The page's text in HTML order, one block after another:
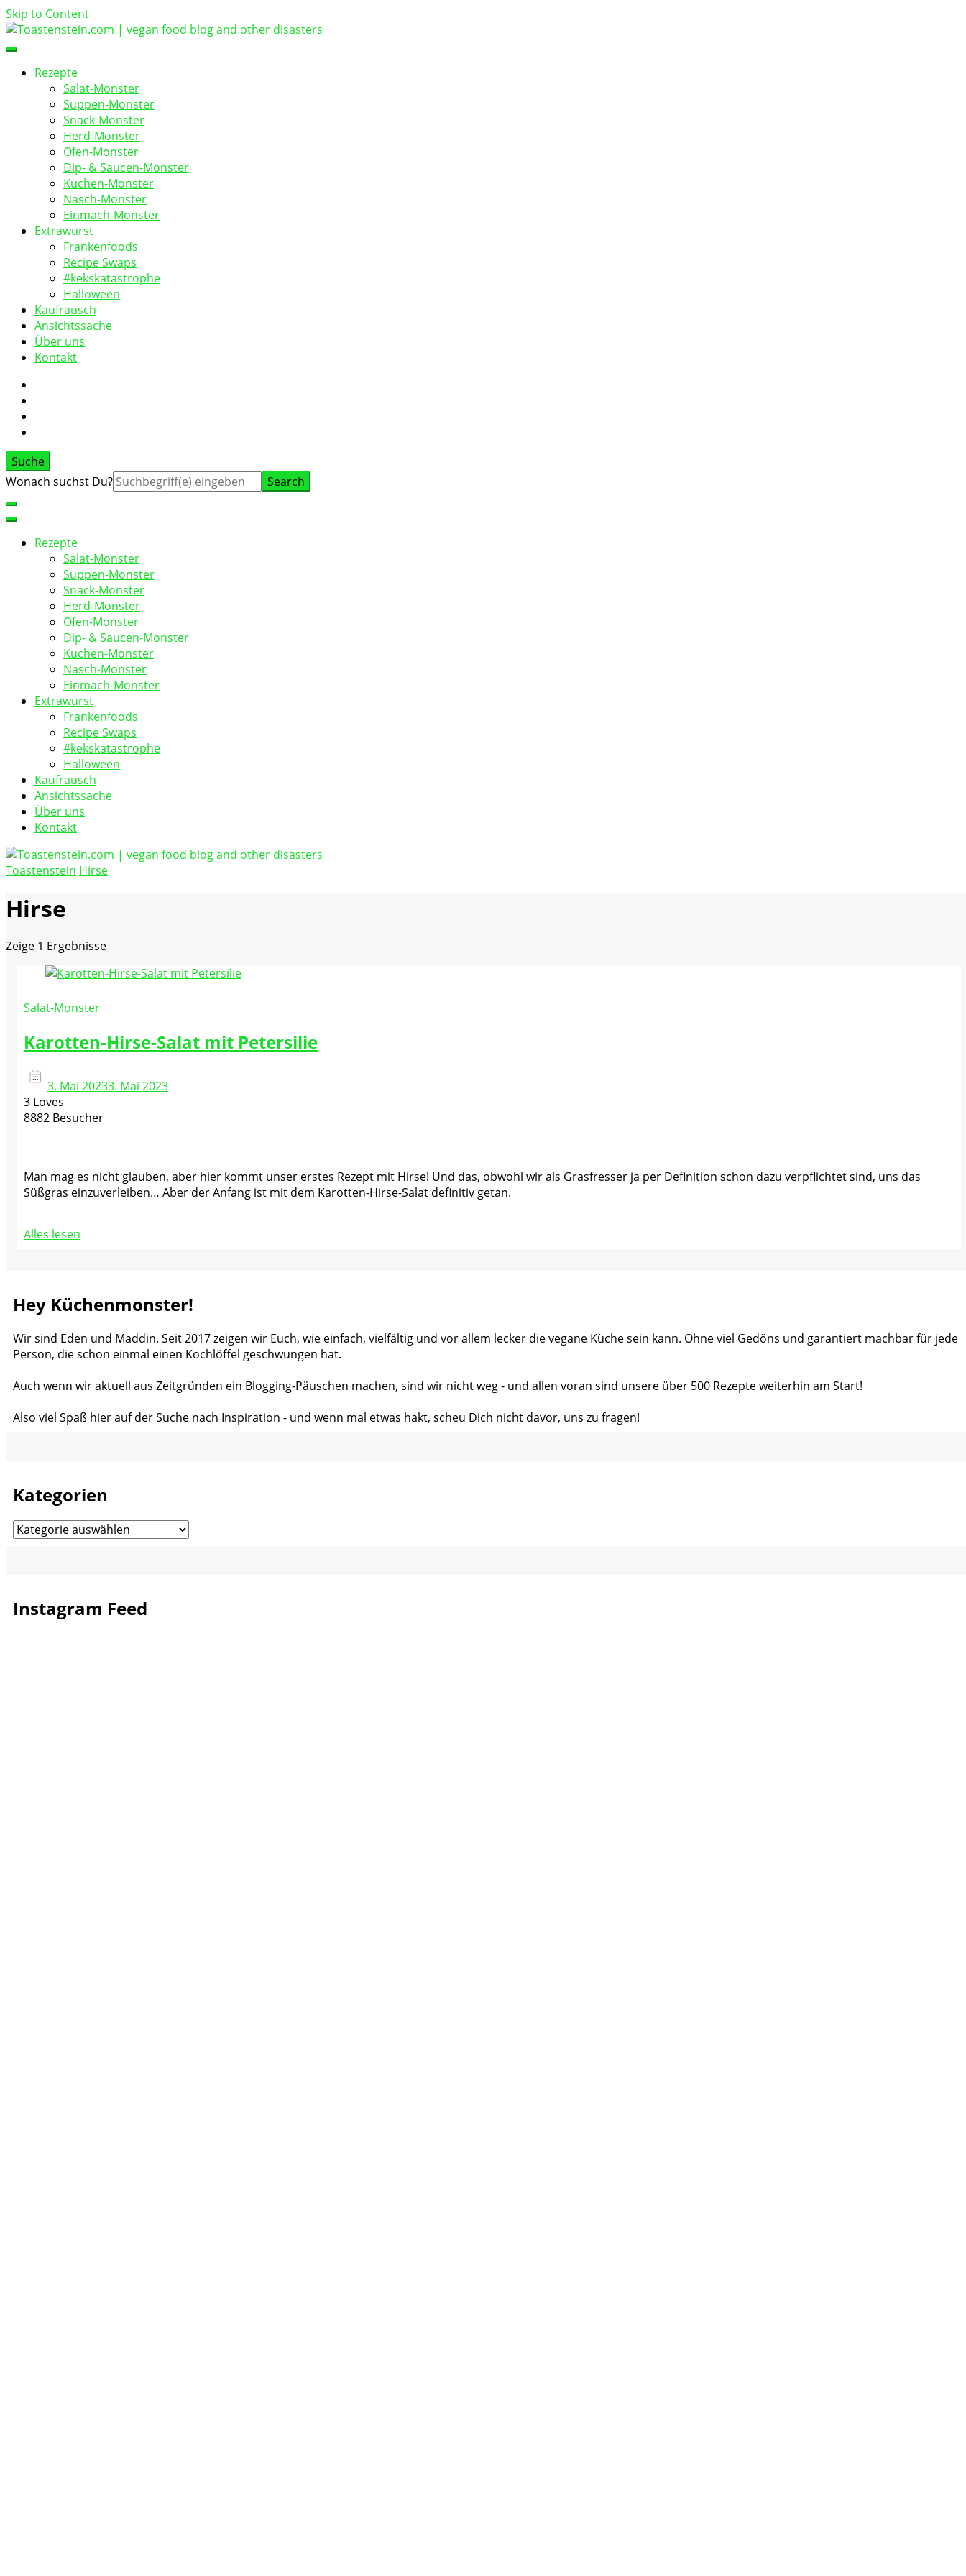
Skip to Content
Toastenstein.com
vegan food blog
Rezepte
Salat-Monster
Suppen-Monster
Snack-Monster
Herd-Monster
Ofen-Monster
Dip- & Saucen-Monster
Kuchen-Monster
Nasch-Monster
Einmach-Monster
Extrawurst
Frankenfoods
Recipe Swaps
#kekskatastrophe
Halloween
Kaufrausch
Ansichtssache
Über uns
Kontakt
Suche
Suche
Wonach suchst Du?
Rezepte
Salat-Monster
Suppen-Monster
Snack-Monster
Herd-Monster
Ofen-Monster
Dip- & Saucen-Monster
Kuchen-Monster
Nasch-Monster
Einmach-Monster
Extrawurst
Frankenfoods
Recipe Swaps
#kekskatastrophe
Halloween
Kaufrausch
Ansichtssache
Über uns
Kontakt
Toastenstein.com
Toastenstein Hirse
Hirse
Zeige 1 Ergebnisse
Salat-Monster
Karotten-Hirse-Salat mit Petersilie
3. Mai 20233. Mai 2023
3 Loves
8882 Besucher
Man mag es nicht glauben, aber hier kommt unser erstes Rezept mit Hirse! Und das, obwohl wir als Grasfresser ja per Definition schon dazu verpflichtet sind, uns das
Süßgras einzuverleiben… Aber der Anfang ist mit dem Karotten-Hirse-Salat definitiv getan.
Alles lesen
Hey Küchenmonster!
Wir sind Eden und Maddin. Seit 2017 zeigen wir Euch, wie einfach, vielfältig und vor allem lecker die vegane Küche sein kann. Ohne viel Gedöns und garantiert machbar für jede
Person, die schon einmal einen Kochlöffel geschwungen hat.
Auch wenn wir aktuell aus Zeitgründen ein Blogging-Päuschen machen, sind wir nicht weg - und allen voran sind unsere über 500 Rezepte weiterhin am Start!
Also viel Spaß hier auf der Suche nach Inspiration - und wenn mal etwas hakt, scheu Dich nicht davor, uns zu fragen!
Kategorien
Kategorien
Instagram Feed